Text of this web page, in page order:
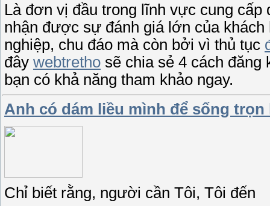
Là đơn vị đầu trong lĩnh vực cung
nhận được sự đánh giá lớn của
nghiệp, chu đáo mà còn bởi vì thủ tục
đây webtretho sẽ chia sẻ 4 cách đăng
bạn có khả năng tham khảo ngay.
Anh có dám liều mình để sống trọn
Chỉ biết rằng, người cần Tôi, Tôi đến